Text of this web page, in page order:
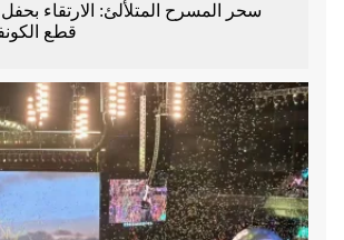
سحر المسرح المتلألئ: الارتقاء
قطع